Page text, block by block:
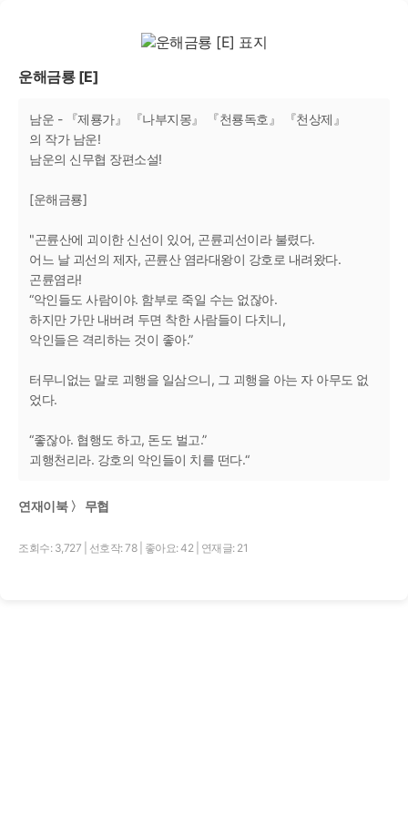
운해금룡 [E]
남운 - 『제룡가』 『나부지몽』 『천룡독호』 『천상제』
의 작가 남운!
남운의 신무협 장편소설!
[운해금룡]
"곤륜산에 괴이한 신선이 있어, 곤륜괴선이라 불렸다.
어느 날 괴선의 제자, 곤륜산 염라대왕이 강호로 내려왔다.
곤륜염라!
“악인들도 사람이야. 함부로 죽일 수는 없잖아.
하지만 가만 내버려 두면 착한 사람들이 다치니,
악인들은 격리하는 것이 좋아.”
터무니없는 말로 괴행을 일삼으니, 그 괴행을 아는 자 아무도 없
었다.
“좋잖아. 협행도 하고, 돈도 벌고.”
괴행천리라. 강호의 악인들이 치를 떤다.“
연재이북 〉 무협
조회수: 3,727 선호작: 78 좋아요: 42 연재글: 21